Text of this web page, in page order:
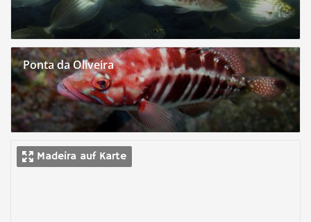
Ponta da Oliveira
Madeira auf Karte